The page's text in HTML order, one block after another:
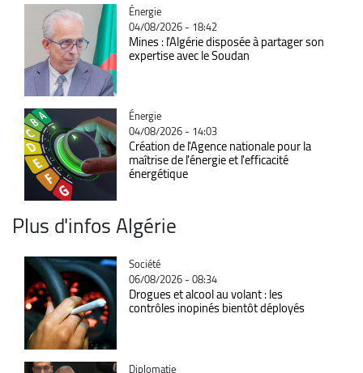
Catégorie
Énergie
04/08/2026 - 18:42
Mines : l'Algérie disposée à partager son
expertise avec le Soudan
Catégorie
Énergie
04/08/2026 - 14:03
Création de l'Agence nationale pour la
maîtrise de l'énergie et l'efficacité
énergétique
Plus d'infos Algérie
Catégorie
Société
06/08/2026 - 08:34
Drogues et alcool au volant : les
contrôles inopinés bientôt déployés
Catégorie
Diplomatie